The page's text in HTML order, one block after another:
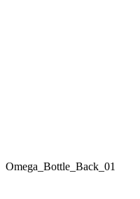
Omega_Bottle_Back_01